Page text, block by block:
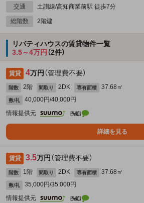
交通 土讃線/高知商業前駅 徒歩7分
総階数 2階建
リバティハウスの賃貸物件一覧
3.5～4万円 （2件）
賃貸 4万円 （管理費不要）
階数 2階 間取り 2DK 専有面積 37.68㎡
敷/礼
40,000円/40,000円
情報提供元
詳細を見る
賃貸 3.5万円 （管理費不要）
階数 1階 間取り 2DK 専有面積 37.68㎡
敷/礼
35,000円/35,000円
情報提供元